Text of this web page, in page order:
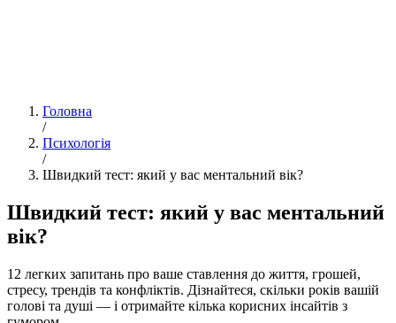
Головна
/
Психологія
/
Швидкий тест: який у вас ментальний вік?
Швидкий тест: який у вас ментальний
вік?
12 легких запитань про ваше ставлення до життя, грошей,
стресу, трендів та конфліктів. Дізнайтеся, скільки років вашій
голові та душі — і отримайте кілька корисних інсайтів з